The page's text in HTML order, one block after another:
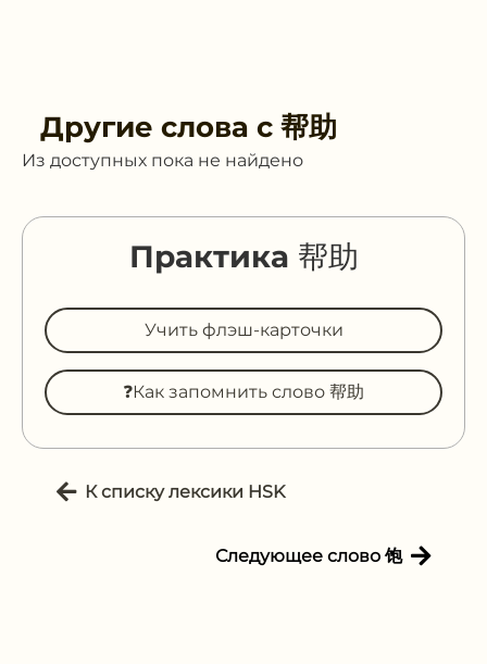
Другие слова с 帮助
Из доступных пока не найдено
Практика 帮助
Учить флэш-карточки
❓Как запомнить слово 帮助
К списку лексики HSK
Следующее слово 饱